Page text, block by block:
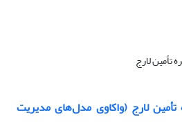
تأمین لارج
لارج (واکاوی مدل‌های مدیریت